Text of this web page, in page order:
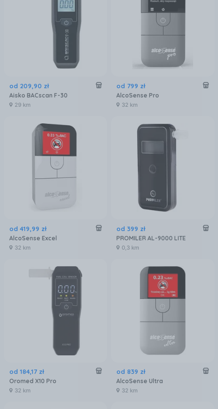
od 209,90 zł
Aisko BACscan F-30
29 km
od 799 zł
AlcoSense Pro
32 km
od 419,99 zł
AlcoSense Excel
32 km
od 399 zł
PROMILER AL-9000 LITE
0,3 km
od 184,17 zł
Oromed X10 Pro
32 km
od 839 zł
AlcoSense Ultra
32 km